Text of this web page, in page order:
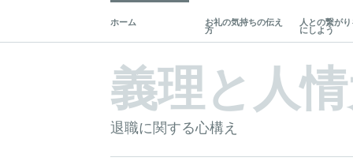
ホーム お礼の気持ちの伝え
方
人との繋が
にしよう
義理と人
退職に関する心構え